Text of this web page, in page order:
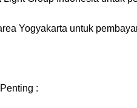
Yogyakarta untuk
: